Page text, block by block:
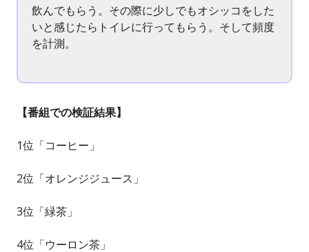
飲んでもらう。その際に少しでもオシッコをした
いと感じたらトイレに行ってもらう。そして頻度
を計測。
【番組での検証結果】
1位「コーヒー」
2位「オレンジジュース」
3位「緑茶」
4位「ウーロン茶」